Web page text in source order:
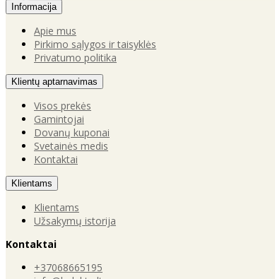
Informacija
Apie mus
Pirkimo sąlygos ir taisyklės
Privatumo politika
Klientų aptarnavimas
Visos prekės
Gamintojai
Dovanų kuponai
Svetainės medis
Kontaktai
Klientams
Klientams
Užsakymų istorija
Kontaktai
+37068665195